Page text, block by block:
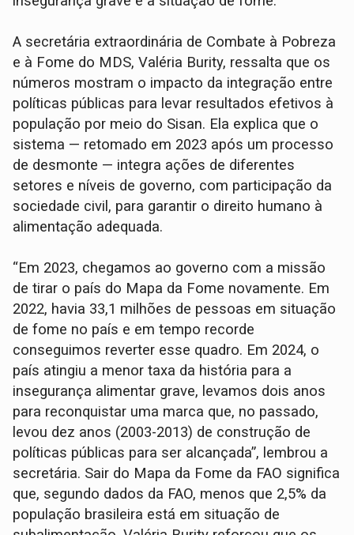
A secretária extraordinária de Combate à Pobreza
e à Fome do MDS, Valéria Burity, ressalta que os
números mostram o impacto da integração entre
políticas públicas para levar resultados efetivos à
população por meio do Sisan. Ela explica que o
sistema — retomado em 2023 após um processo
de desmonte — integra ações de diferentes
setores e níveis de governo, com participação da
sociedade civil, para garantir o direito humano à
alimentação adequada.
“Em 2023, chegamos ao governo com a missão
de tirar o país do Mapa da Fome novamente. Em
2022, havia 33,1 milhões de pessoas em situação
de fome no país e em tempo recorde
conseguimos reverter esse quadro. Em 2024, o
país atingiu a menor taxa da história para a
insegurança alimentar grave, levamos dois anos
para reconquistar uma marca que, no passado,
levou dez anos (2003-2013) de construção de
políticas públicas para ser alcançada”, lembrou a
secretária. Sair do Mapa da Fome da FAO significa
que, segundo dados da FAO, menos que 2,5% da
população brasileira está em situação de